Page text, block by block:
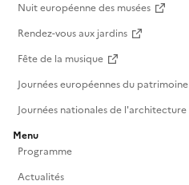
Nuit européenne des musées
Rendez-vous aux jardins
Fête de la musique
Journées européennes du patrimoine
Journées nationales de l'architecture
Menu
Programme
Actualités